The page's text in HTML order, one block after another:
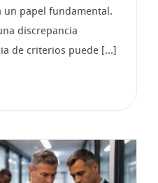
un papel fundamental.
discrepancia
de criterios puede [...]